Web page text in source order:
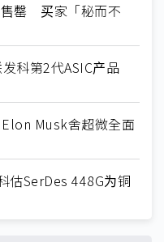
罄 买家「秘而不
科第2代ASIC产品
Musk舍超微全面
SerDes 448G为铜